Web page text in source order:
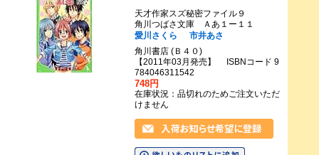
天才作家スズ秘密ファイル９
角川つばさ文庫 Ａあ１ー１１
愛川さくら
市井あさ
角川書店 (Ｂ４０)
【2011年03月発売】 ISBNコード 9
784046311542
748円
在庫状況：品切れのためご注文いただ
けません